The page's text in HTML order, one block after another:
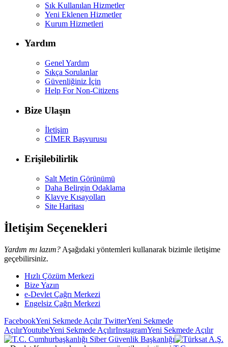
Sık Kullanılan Hizmetler
Yeni Eklenen Hizmetler
Kurum Hizmetleri
Yardım
Genel Yardım
Sıkça Sorulanlar
Güvenliğiniz İçin
Help For Non-Citizens
Bize Ulaşın
İletişim
CİMER Başvurusu
Erişilebilirlik
Salt Metin Görünümü
Daha Belirgin Odaklama
Klavye Kısayolları
Site Haritası
İletişim Seçenekleri
Yardım mı lazım? Aşağıdaki yöntemleri kullanarak bizimle iletişime
geçebilirsiniz.
Hızlı Çözüm Merkezi
Bize Yazın
e-Devlet Çağrı Merkezi
Engelsiz Çağrı Merkezi
FacebookYeni Sekmede AçılırTwitterYeni Sekmede
AçılırYoutubeYeni Sekmede AçılırInstagramYeni Sekmede Açılır